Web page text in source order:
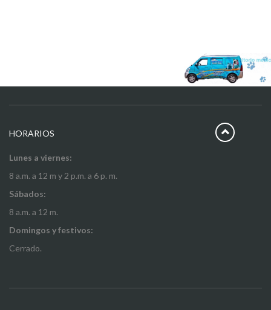
HORARIOS
Lunes a viernes:
8 a.m. a 12 m y 2 p.m. a 6 p. m.
Sábados:
8 a.m. a 12 m.
Domingos y festivos:
Cerrado.